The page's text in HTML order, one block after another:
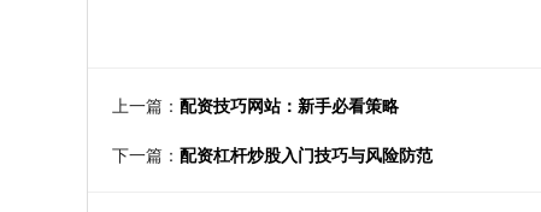
上一篇： 配资技巧网站：新手必看策略
下一篇： 配资杠杆炒股入门技巧与风险防范